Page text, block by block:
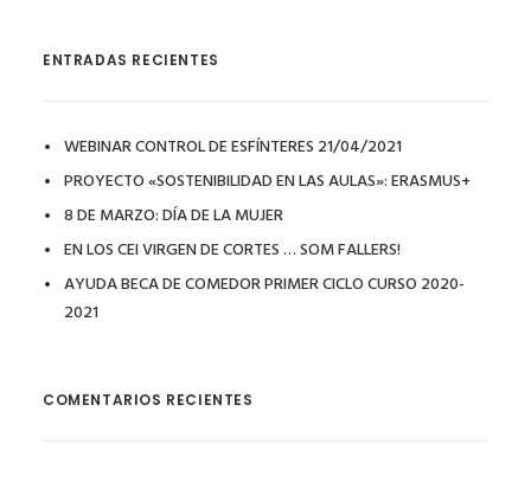
ENTRADAS RECIENTES
WEBINAR CONTROL DE ESFÍNTERES 21/04/2021
PROYECTO «SOSTENIBILIDAD EN LAS AULAS»: ERASMUS+
8 DE MARZO: DÍA DE LA MUJER
EN LOS CEI VIRGEN DE CORTES … SOM FALLERS!
AYUDA BECA DE COMEDOR PRIMER CICLO CURSO 2020-
2021
COMENTARIOS RECIENTES